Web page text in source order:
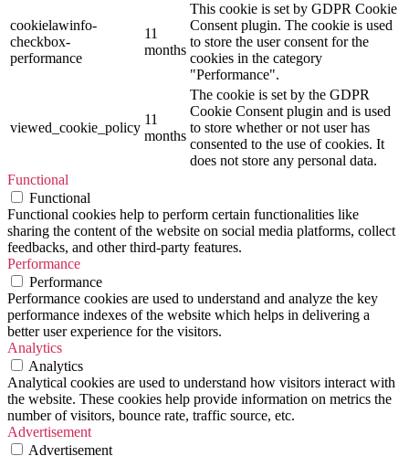
cookielawinfo-
checkbox-
performance
11
months
This cookie is set by GDPR Cookie
Consent plugin. The cookie is used
to store the user consent for the
cookies in the category
"Performance".
viewed_cookie_policy
11
months
The cookie is set by the GDPR
Cookie Consent plugin and is used
to store whether or not user has
consented to the use of cookies. It
does not store any personal data.
Functional
Functional
Functional cookies help to perform certain functionalities like
sharing the content of the website on social media platforms, collect
feedbacks, and other third-party features.
Performance
Performance
Performance cookies are used to understand and analyze the key
performance indexes of the website which helps in delivering a
better user experience for the visitors.
Analytics
Analytics
Analytical cookies are used to understand how visitors interact with
the website. These cookies help provide information on metrics the
number of visitors, bounce rate, traffic source, etc.
Advertisement
Advertisement